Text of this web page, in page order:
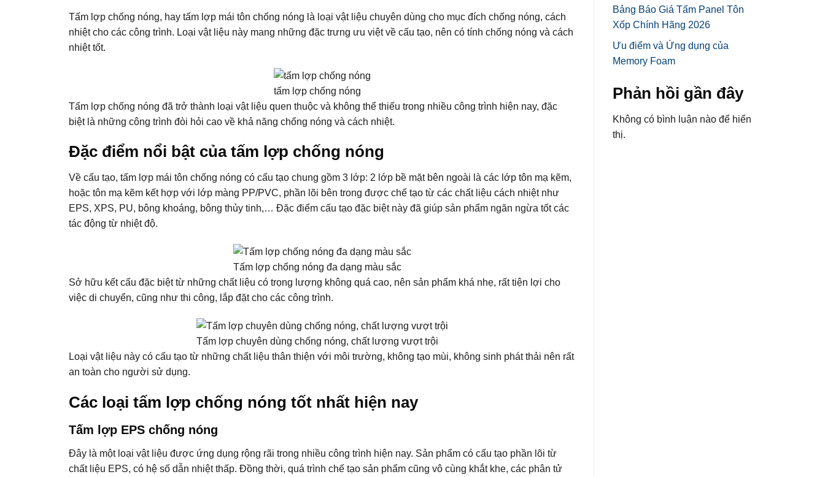
Tấm lợp chống nóng, hay tấm lợp mái tôn chống nóng là loại vật liệu chuyên dùng cho mục đích chống nóng, cách
nhiệt cho các công trình. Loại vật liệu này mang những đặc trưng ưu việt về cấu tạo, nên có tính chống nóng và cách
nhiệt tốt.
tấm lợp chống nóng
Tấm lợp chống nóng đã trở thành loại vật liệu quen thuộc và không thể thiếu trong nhiều công trình hiện nay, đặc
biệt là những công trình đòi hỏi cao về khả năng chống nóng và cách nhiệt.
Đặc điểm nổi bật của tấm lợp chống nóng
Về cấu tạo, tấm lợp mái tôn chống nóng có cấu tạo chung gồm 3 lớp: 2 lớp bề mặt bên ngoài là các lớp tôn mạ kẽm,
hoặc tôn mạ kẽm kết hợp với lớp màng PP/PVC, phần lõi bên trong được chế tạo từ các chất liệu cách nhiệt như
EPS, XPS, PU, bông khoáng, bông thủy tinh,… Đặc điểm cấu tạo đặc biệt này đã giúp sản phẩm ngăn ngừa tốt các
tác động từ nhiệt độ.
Tấm lợp chống nóng đa dạng màu sắc
Sở hữu kết cấu đặc biệt từ những chất liệu có trọng lượng không quá cao, nên sản phẩm khá nhẹ, rất tiện lợi cho
việc di chuyển, cũng như thi công, lắp đặt cho các công trình.
Tấm lợp chuyên dùng chống nóng, chất lượng vượt trội
Loại vật liệu này có cấu tạo từ những chất liệu thân thiện với môi trường, không tạo mùi, không sinh phát thải nên rất
an toàn cho người sử dụng.
Các loại tấm lợp chống nóng tốt nhất hiện nay
Tấm lợp EPS chống nóng
Đây là một loại vật liệu được ứng dụng rộng rãi trong nhiều công trình hiện nay. Sản phẩm có cấu tạo phần lõi từ
chất liệu EPS, có hệ số dẫn nhiệt thấp. Đồng thời, quá trình chế tạo sản phẩm cũng vô cùng khắt khe, các phân tử
Bảng Báo Giá Tấm Panel Tôn
Xốp Chính Hãng 2026
Ưu điểm và Ứng dụng của
Memory Foam
Phản hồi gần đây
Không có bình luận nào để hiển
thị.